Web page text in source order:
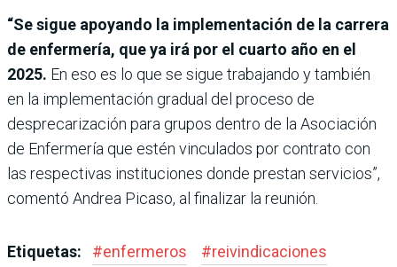
“Se sigue apoyando la implementación de la carrera
de enfermería, que ya irá por el cuarto año en el
2025. En eso es lo que se sigue trabajando y también
en la implementación gradual del proceso de
desprecarización para grupos dentro de la Asociación
de Enfermería que estén vinculados por contrato con
las respectivas instituciones donde prestan servicios”,
comentó Andrea Picaso, al finalizar la reunión.
Etiquetas: #enfermeros #reivindicaciones